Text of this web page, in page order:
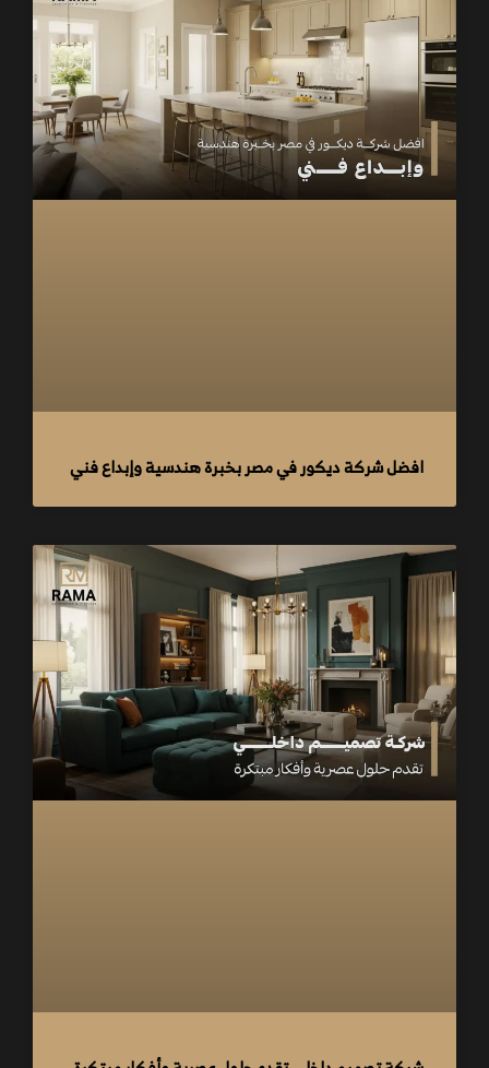
افضل شركة ديكور في مصر بخبرة هندسية وإبداع فني